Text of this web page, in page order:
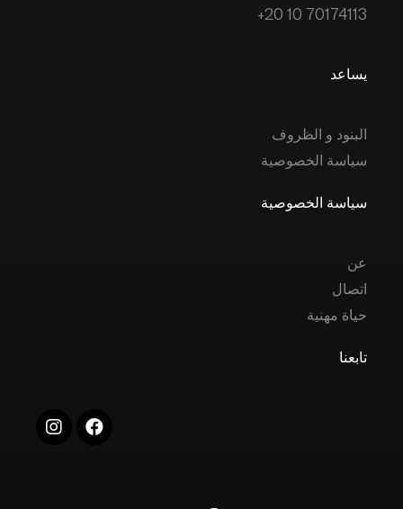
+20 10 70174113
يساعد
البنود و الظروف
سياسة الخصوصية
سياسة الخصوصية
عن
اتصال
حياة مهنية
تابعنا